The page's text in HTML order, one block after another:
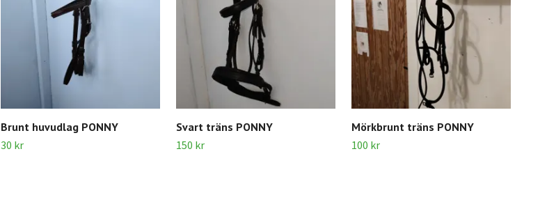
Brunt huvudlag PONNY
30 kr
Svart träns PONNY
150 kr
Mörkbrunt träns PONNY
100 kr